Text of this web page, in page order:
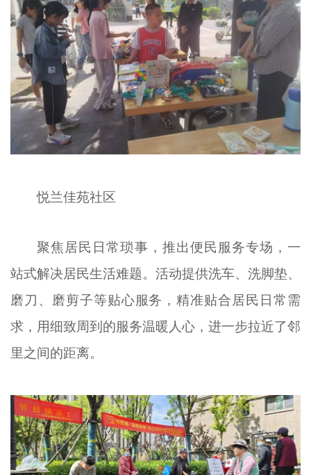
悦兰佳苑社区
聚焦居民日常琐事，推出便民服务专场，一
站式解决居民生活难题。活动提供洗车、洗脚垫、
磨刀、磨剪子等贴心服务，精准贴合居民日常需
求，用细致周到的服务温暖人心，进一步拉近了邻
里之间的距离。